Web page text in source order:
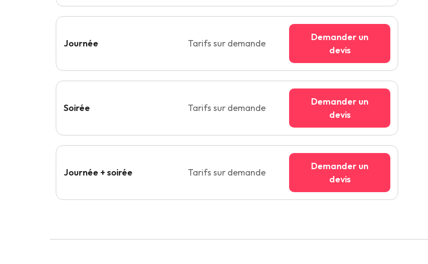
Journée Tarifs sur demande
Demander un
devis
Soirée Tarifs sur demande
Demander un
devis
Journée + soirée Tarifs sur demande
Demander un
devis